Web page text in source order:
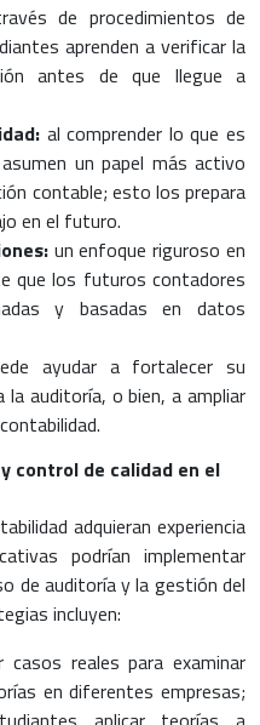
de procedimientos de
aprenden a verificar la
antes de que llegue a
al comprender lo que es
un papel más activo
contable; esto los prepara
en el futuro.
un enfoque riguroso en
que los futuros contadores
y basadas en datos
ayudar a fortalecer su
la auditoría, o bien, a ampliar
control de calidad en el
adquieran experiencia
podrían implementar
de auditoría y la gestión del
incluyen:
casos reales para examinar
en diferentes empresas;